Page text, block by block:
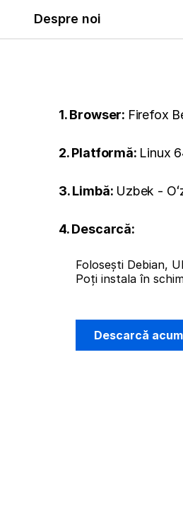
Despre noi
1. Browser: Firefox
2. Platformă: Linux
3. Limbă: Uzbek -
4. Descarcă:
Folosești Debian,
Poți instala în
Descarcă